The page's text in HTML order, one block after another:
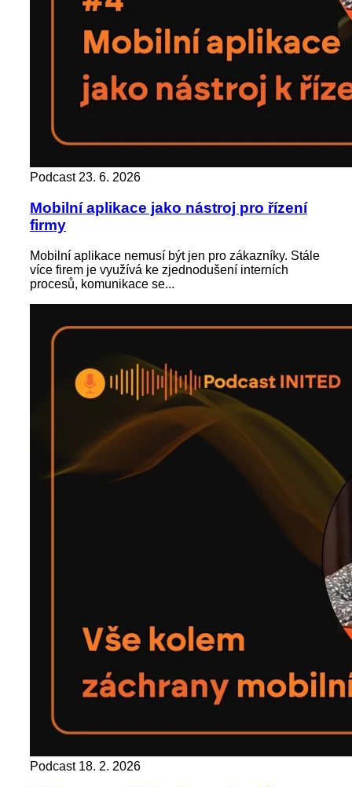
Podcast 23. 6. 2026
Mobilní aplikace jako nástroj pro řízení
firmy
Mobilní aplikace nemusí být jen pro zákazníky. Stále
více firem je využívá ke zjednodušení interních
procesů, komunikace se...
Podcast 18. 2. 2026